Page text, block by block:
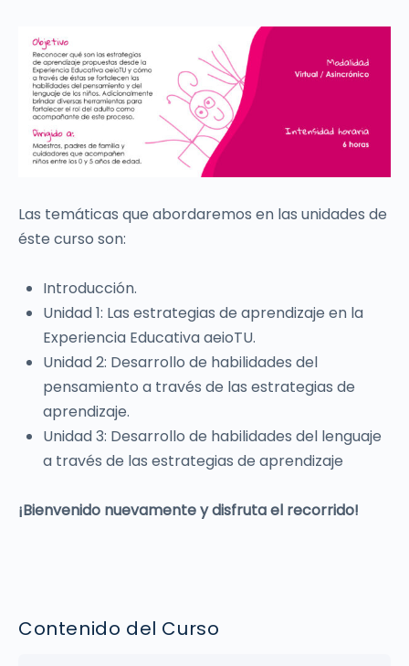
Las temáticas que abordaremos en las unidades de
éste curso son:
Introducción.
Unidad 1: Las estrategias de aprendizaje en la
Experiencia Educativa aeioTU.
Unidad 2: Desarrollo de habilidades del
pensamiento a través de las estrategias de
aprendizaje.
Unidad 3: Desarrollo de habilidades del lenguaje
a través de las estrategias de aprendizaje
¡Bienvenido nuevamente y disfruta el recorrido!
Contenido del Curso